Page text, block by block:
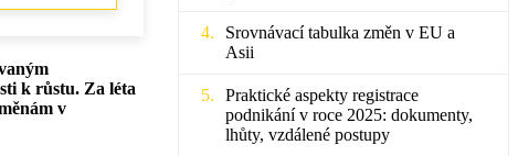
k růstu. Za léta
v
Srovnávací tabulka změn v EU a
Asii
Praktické aspekty registrace
podnikání v roce 2025: dokumenty,
lhůty, vzdálené postupy